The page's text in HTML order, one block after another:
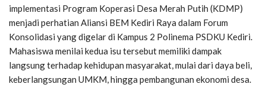
implementasi Program Koperasi Desa Merah Putih (KDMP)
menjadi perhatian Aliansi BEM Kediri Raya dalam Forum
Konsolidasi yang digelar di Kampus 2 Polinema PSDKU Kediri.
Mahasiswa menilai kedua isu tersebut memiliki dampak
langsung terhadap kehidupan masyarakat, mulai dari daya beli,
keberlangsungan UMKM, hingga pembangunan ekonomi desa.